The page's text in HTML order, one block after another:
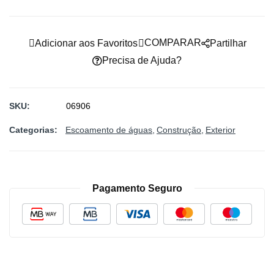
Adicionar aos Favoritos
COMPARAR
Precisa de Ajuda?
Partilhar
SKU 06906
Categorias: Escoamento de águas Construção Exterior
Pagamento Seguro